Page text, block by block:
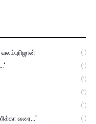
(1)
(1)
(1)
(1)
(1)
வரை..." (1)